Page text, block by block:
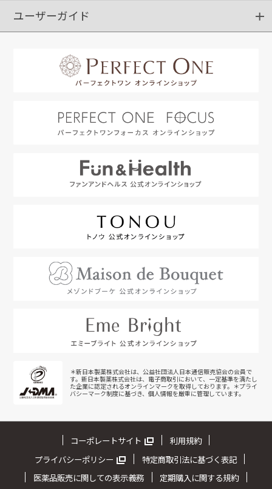
定期購入
ポイントサービス
お知らせメール
ユーザーガイド
＊新日本製薬株式会社は、公益社団法人日本通信販売協会の会員で
す。新日本製薬株式会社は、電子商取引において、一定基準を満たし
た企業に認定されるオンラインマークを取得しております。＊プライ
バシーマーク制度に基づき、個人情報を厳重に管理しています。
コーポレートサイト
利用規約
プライバシーポリシー
特定商取引法に基づく表記
医薬品販売に関しての表示義務
定期購入に関する規約